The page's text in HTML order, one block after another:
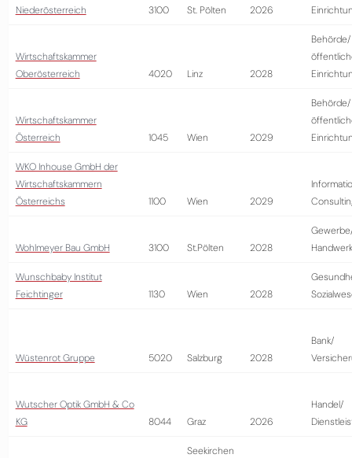
Niederösterreich
3100 St. Pölten 2026
Wirtschaftskammer
Oberösterreich
4020 Linz 2028
Behörde/
Wirtschaftskammer
Österreich
1045 Wien 2029
Behörde/
WKO Inhouse GmbH der
Wirtschaftskammern
Österreichs
1100 Wien 2029
Wohlmeyer Bau GmbH 3100 St.Pölten 2028
Handwerk
Wunschbaby Institut
Feichtinger
1130 Wien 2028
Wüstenrot Gruppe 5020 Salzburg 2028
Bank/
Wutscher Optik GmbH & Co
KG
8044 Graz 2026
Handel/
Seekirchen